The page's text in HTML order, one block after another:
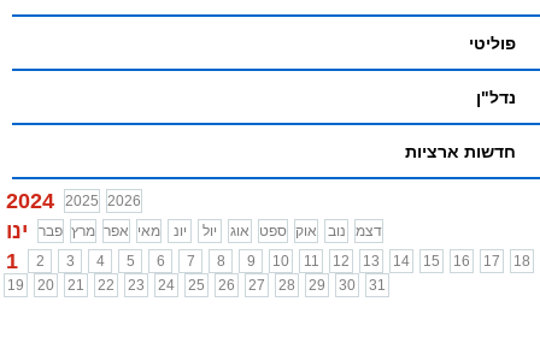
פוליטי
נדל"ן
חדשות ארציות
2024 2025 2026
ינו פבר מרץ אפר מאי יונ יול אוג ספט אוק נוב דצמ
1 2 3 4 5 6 7 8 9 10 11 12 13 14 15 16 17
18
19
20 21 22 23 24 25 26 27 28 29 30 31